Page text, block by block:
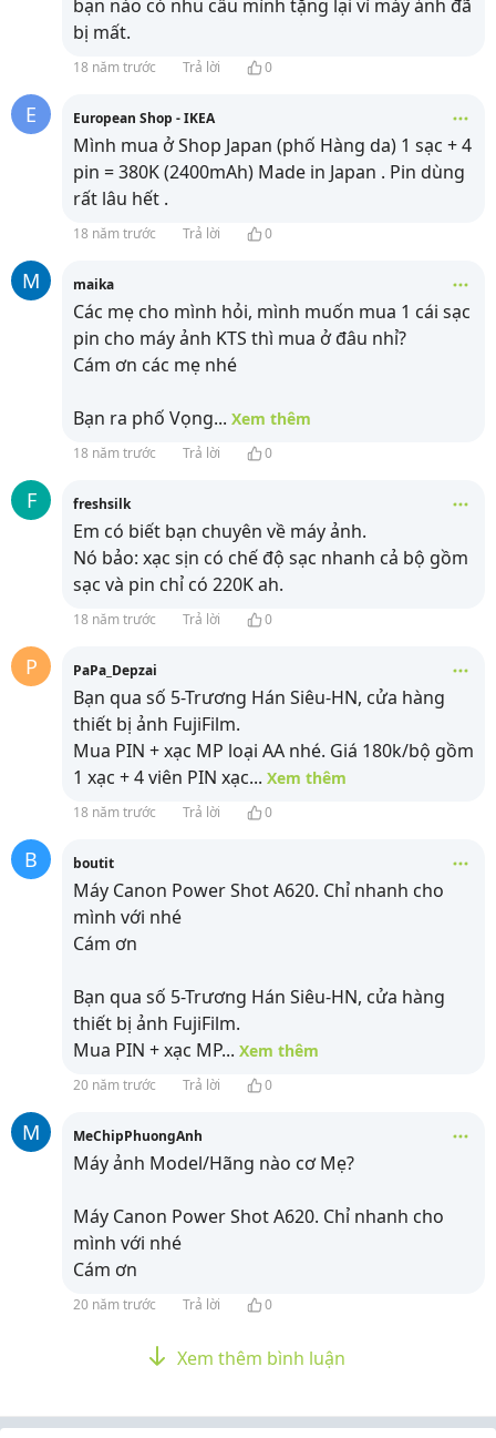
bạn nào có nhu cầu mình tặng lại vì máy ảnh đã
bị mất.
18 năm trước Trả lời 0
E European Shop - IKEA
Mình mua ở Shop Japan (phố Hàng da) 1 sạc + 4
pin = 380K (2400mAh) Made in Japan . Pin dùng
rất lâu hết .
18 năm trước Trả lời 0
M maika
Các mẹ cho mình hỏi, mình muốn mua 1 cái sạc
pin cho máy ảnh KTS thì mua ở đâu nhỉ?
Cám ơn các mẹ nhé
Bạn ra phố Vọng... Xem thêm
18 năm trước Trả lời 0
F freshsilk
Em có biết bạn chuyên về máy ảnh.
Nó bảo: xạc sịn có chế độ sạc nhanh cả bộ gồm
sạc và pin chỉ có 220K ah.
18 năm trước Trả lời 0
P PaPa_Depzai
Bạn qua số 5-Trương Hán Siêu-HN, cửa hàng
thiết bị ảnh FujiFilm.
Mua PIN + xạc MP loại AA nhé. Giá 180k/bộ gồm
1 xạc + 4 viên PIN xạc... Xem thêm
18 năm trước Trả lời 0
B boutit
Máy Canon Power Shot A620. Chỉ nhanh cho
mình với nhé
Cám ơn
Bạn qua số 5-Trương Hán Siêu-HN, cửa hàng
thiết bị ảnh FujiFilm.
Mua PIN + xạc MP... Xem thêm
20 năm trước Trả lời 0
M MeChipPhuongAnh
Máy ảnh Model/Hãng nào cơ Mẹ?
Máy Canon Power Shot A620. Chỉ nhanh cho
mình với nhé
Cám ơn
20 năm trước Trả lời 0
Xem thêm bình luận